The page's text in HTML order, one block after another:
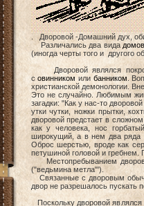
. Дворовой -Домашний дух,
Различались два вида
(иногда черты того и другого
Дворовой являлся
совинником илибанником .
христианской демонологии.
Это не случайно. Любимым
загадки: "Как у нас-то
утки чутки, ножки прытки,
дворовой предстает в
как у человека, нос
широкущий, а в нем два ряда
Оброс шерстью, вроде как
петушиной головой и
Местопребыванием
("ведьмина метла"').
Связанные с дворовым
двор не разрешалось пускать
Поскольку дворовой